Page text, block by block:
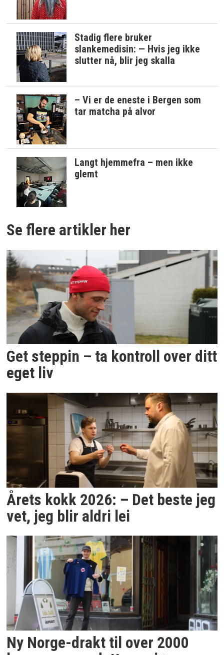
Stadig flere bruker
slankemedisin: — Hvis jeg ikke
slutter nå, blir jeg skalla
– Vi er de eneste i Bergen som
tar matcha på alvor
Langt hjemmefra – men ikke
glemt
Se flere artikler her
Get steppin – ta kontroll over ditt
eget liv
Årets kokk 2026: – Det beste jeg
vet, jeg blir aldri lei
Ny Norge-drakt til over 2000